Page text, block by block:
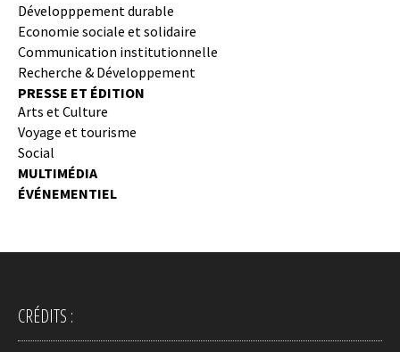
Développpement durable
Economie sociale et solidaire
Communication institutionnelle
Recherche & Développement
PRESSE ET ÉDITION
Arts et Culture
Voyage et tourisme
Social
MULTIMÉDIA
ÉVÉNEMENTIEL
CRÉDITS :